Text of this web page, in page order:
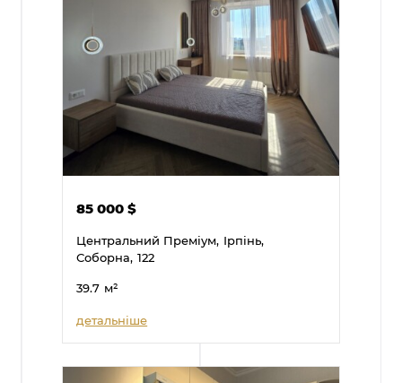
85 000$
Центральний Преміум, Ірпінь,
Соборна, 122
39.7 м²
детальніше